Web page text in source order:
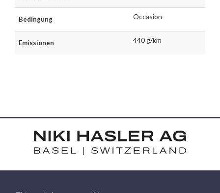
Bedingung Occasion
Emissionen 440 g/km